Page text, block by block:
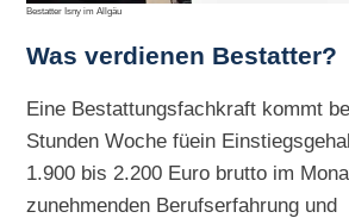
Bestatter Isny im Allgäu
Was verdienen Bestatter?
Eine Bestattungsfachkraft kommt
Stunden Woche füein
1.900 bis 2.200 Euro brutto im
zunehmenden Berufserfahrung und